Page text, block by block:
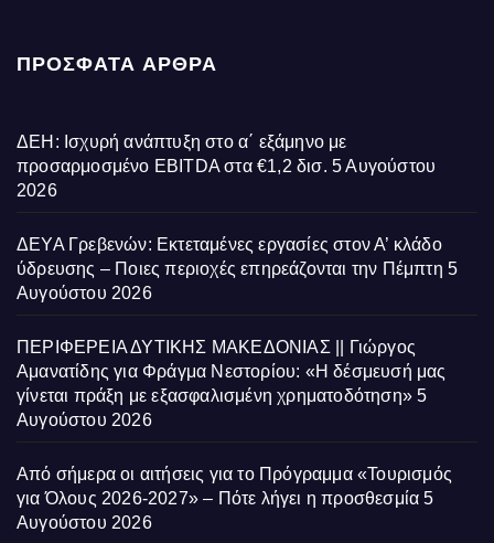
ΠΡΌΣΦΑΤΑ ΆΡΘΡΑ
ΔΕΗ: Ισχυρή ανάπτυξη στο α΄ εξάμηνο με
προσαρμοσμένο EBITDA στα €1,2 δισ. 5 Αυγούστου
2026
ΔΕΥΑ Γρεβενών: Εκτεταμένες εργασίες στον Α’ κλάδο
ύδρευσης – Ποιες περιοχές επηρεάζονται την Πέμπτη 5
Αυγούστου 2026
ΠΕΡΙΦΕΡΕΙΑ ΔΥΤΙΚΗΣ ΜΑΚΕΔΟΝΙΑΣ || Γιώργος
Αμανατίδης για Φράγμα Νεστορίου: «Η δέσμευσή μας
γίνεται πράξη με εξασφαλισμένη χρηματοδότηση» 5
Αυγούστου 2026
Από σήμερα οι αιτήσεις για το Πρόγραμμα «Τουρισμός
για Όλους 2026-2027» – Πότε λήγει η προσθεσμία 5
Αυγούστου 2026